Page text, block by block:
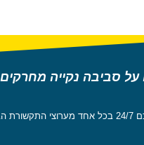
על סביבה נקייה מחרקים